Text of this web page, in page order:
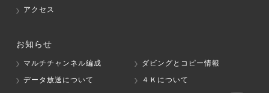
アクセス
お知らせ
マルチチャンネル編成
ダビングとコピー情報
データ放送について
４Ｋについて